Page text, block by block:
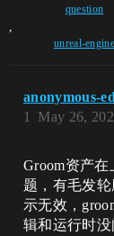
question
,
unreal-engine
anonymous-
May 26,
1
Groom资产在
题，有毛发轮
示无效，
辑和运行时没